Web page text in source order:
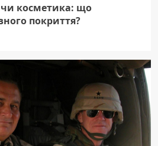
косметика: що
покриття?